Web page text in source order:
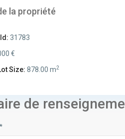
la propriété
31783
€
Size: 878.00 m2
de